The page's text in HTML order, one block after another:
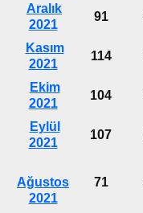
Aralık
2021
91
Kasım
2021
114
Ekim
2021
104
Eylül
2021
107
Ağustos
2021
71